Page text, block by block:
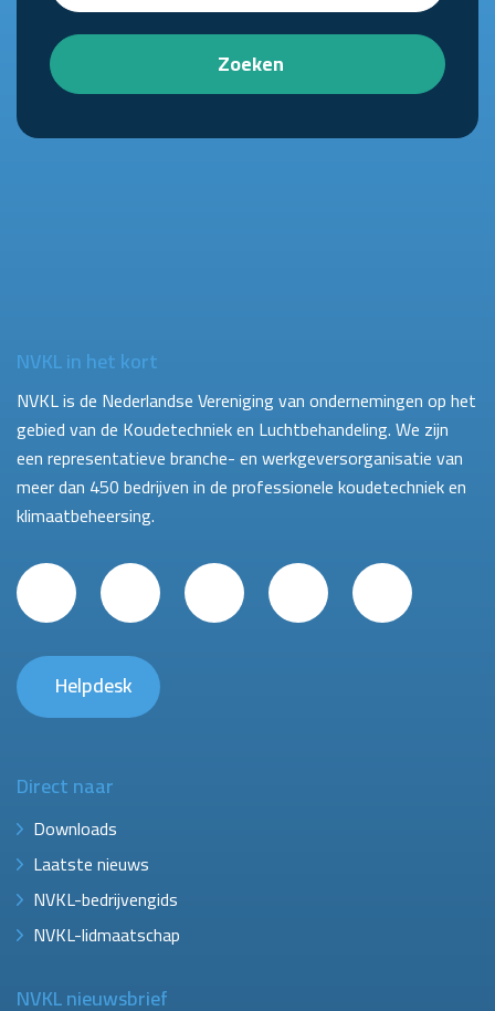
Zoeken
NVKL in het kort
NVKL is de Nederlandse Vereniging van ondernemingen op het
gebied van de Koudetechniek en Luchtbehandeling. We zijn
een representatieve branche- en werkgeversorganisatie van
meer dan 450 bedrijven in de professionele koudetechniek en
klimaatbeheersing.
Helpdesk
Direct naar
Downloads
Laatste nieuws
NVKL-bedrijvengids
NVKL-lidmaatschap
NVKL nieuwsbrief